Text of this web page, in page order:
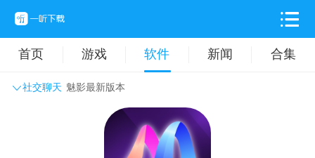
首页 游戏 软件 新闻 合集
社交聊天 魅影最新版本
主题壁纸 旅游出行
拍摄美化 时尚购物